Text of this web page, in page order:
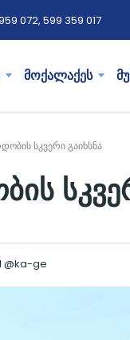
072, 599 359 017
მოქალაქეს
სკვერი გაიხსნა
@ka-ge